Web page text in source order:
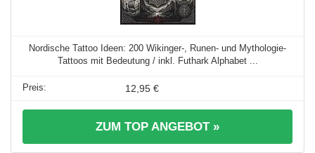
Nordische Tattoo Ideen: 200 Wikinger-, Runen- und Mythologie-
Tattoos mit Bedeutung / inkl. Futhark Alphabet ...
12,95 €
ZUM TOP ANGEBOT »